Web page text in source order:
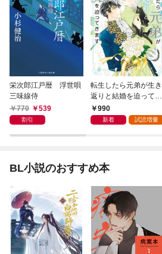
栄次郎江戸暦 浮世唄
三味線侍
770
539
割引
転生したら元弟が生き
返りと結婚を迫ってき
ます【電子書籍限定
版】
990
新着 試読増量
BL小説のおすすめ本